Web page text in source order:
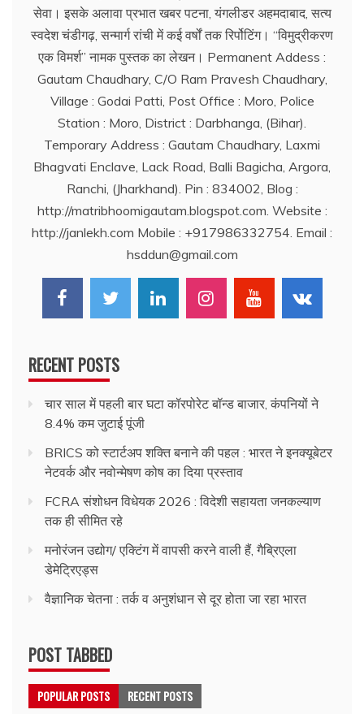
सेवा। इसके अलावा प्रभात खबर पटना, यंगलीडर अहमदाबाद, सत्य
स्वदेश चंडीगढ़, सन्मार्ग रांची में कई वर्षों तक रिर्पोटिंग। ‘‘विमुद्रीकरण
एक विमर्श’’ नामक पुस्तक का लेखन। Permanent Addess :
Gautam Chaudhary, C/O Ram Pravesh Chaudhary,
Village : Godai Patti, Post Office : Moro, Police
Station : Moro, District : Darbhanga, (Bihar).
Temporary Address : Gautam Chaudhary, Laxmi
Bhagvati Enclave, Lack Road, Balli Bagicha, Argora,
Ranchi, (Jharkhand). Pin : 834002, Blog :
http://matribhoomigautam.blogspot.com. Website :
http://janlekh.com Mobile : +917986332754. Email :
hsddun@gmail.com
RECENT POSTS
चार साल में पहली बार घटा कॉरपोरेट बॉन्ड बाजार, कंपनियों ने
8.4% कम जुटाई पूंजी
BRICS को स्टार्टअप शक्ति बनाने की पहल : भारत ने इनक्यूबेटर
नेटवर्क और नवोन्मेषण कोष का दिया प्रस्ताव
FCRA संशोधन विधेयक 2026 : विदेशी सहायता जनकल्याण
तक ही सीमित रहे
मनोरंजन उद्योग/ एक्टिंग में वापसी करने वाली हैं, गैब्रिएला
डेमेट्रिएड्स
वैज्ञानिक चेतना : तर्क व अनुशंधान से दूर होता जा रहा भारत
POST TABBED
POPULAR POSTS RECENT POSTS